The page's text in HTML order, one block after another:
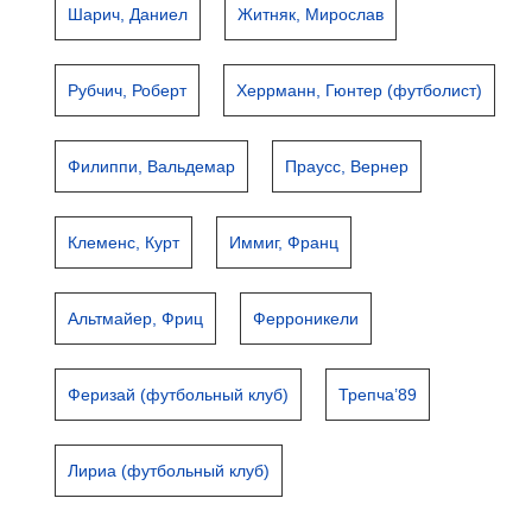
Шарич, Даниел Житняк, Мирослав
Рубчич, Роберт Херрманн, Гюнтер (футболист)
Филиппи, Вальдемар Праусс, Вернер
Клеменс, Курт Иммиг, Франц
Альтмайер, Фриц Ферроникели
Феризай (футбольный клуб) Трепча’89
Лириа (футбольный клуб)